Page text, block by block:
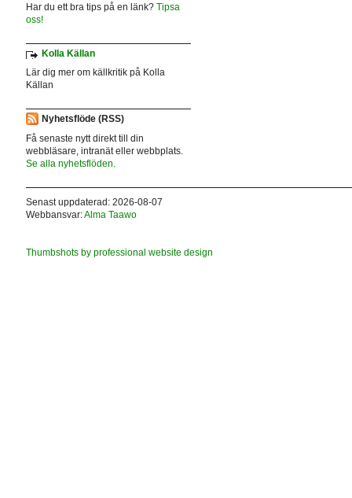
Har du ett bra tips på en länk? Tipsa
oss!
Kolla Källan
Lär dig mer om källkritik på Kolla
Källan
Nyhetsflöde (RSS)
Få senaste nytt direkt till din
webbläsare, intranät eller webbplats.
Se alla nyhetsflöden.
Senast uppdaterad: 2026-08-07
Webbansvar:Alma Taawo
Thumbshots by professional website design